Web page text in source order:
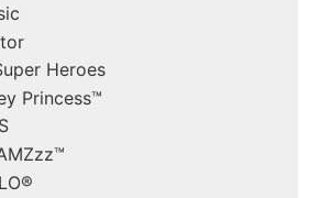
Heroes
Princess™